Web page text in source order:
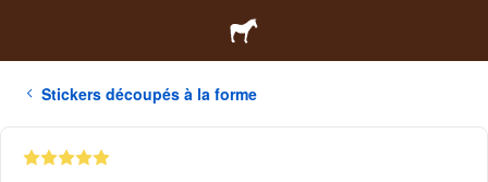
Stickers découpés à la forme